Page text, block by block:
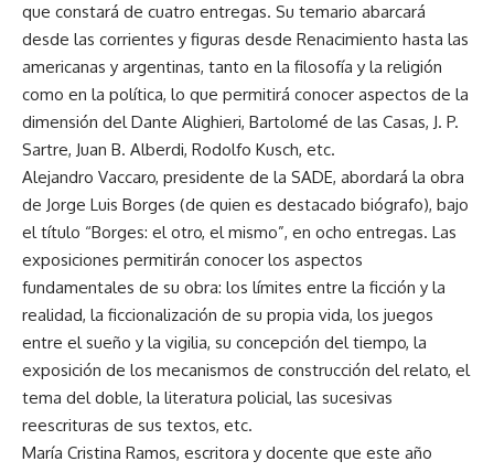
que constará de cuatro entregas. Su temario abarcará
desde las corrientes y figuras desde Renacimiento hasta las
americanas y argentinas, tanto en la filosofía y la religión
como en la política, lo que permitirá conocer aspectos de la
dimensión del Dante Alighieri, Bartolomé de las Casas, J. P.
Sartre, Juan B. Alberdi, Rodolfo Kusch, etc.
Alejandro Vaccaro, presidente de la SADE, abordará la obra
de Jorge Luis Borges (de quien es destacado biógrafo), bajo
el título “Borges: el otro, el mismo”, en ocho entregas. Las
exposiciones permitirán conocer los aspectos
fundamentales de su obra: los límites entre la ficción y la
realidad, la ficcionalización de su propia vida, los juegos
entre el sueño y la vigilia, su concepción del tiempo, la
exposición de los mecanismos de construcción del relato, el
tema del doble, la literatura policial, las sucesivas
reescrituras de sus textos, etc.
María Cristina Ramos, escritora y docente que este año